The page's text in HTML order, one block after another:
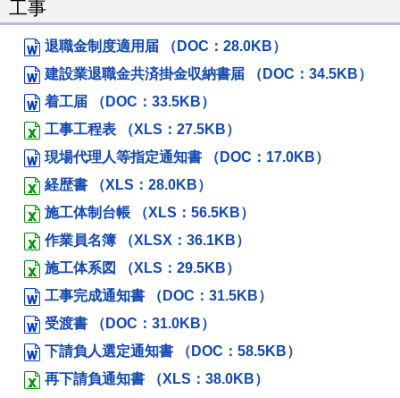
工事
退職金制度適用届 （DOC：28.0KB）
建設業退職金共済掛金収納書届 （DOC：34.5KB）
着工届 （DOC：33.5KB）
工事工程表 （XLS：27.5KB）
現場代理人等指定通知書 （DOC：17.0KB）
経歴書 （XLS：28.0KB）
施工体制台帳 （XLS：56.5KB）
作業員名簿 （XLSX：36.1KB）
施工体系図 （XLS：29.5KB）
工事完成通知書 （DOC：31.5KB）
受渡書 （DOC：31.0KB）
下請負人選定通知書 （DOC：58.5KB）
再下請負通知書 （XLS：38.0KB）